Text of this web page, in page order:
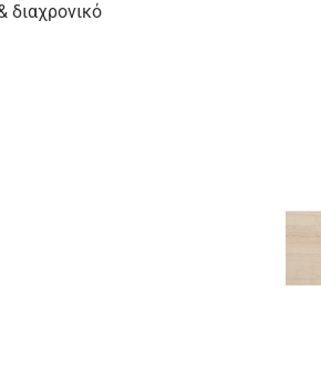
διαχρονικό